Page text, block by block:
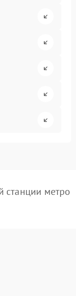
метро